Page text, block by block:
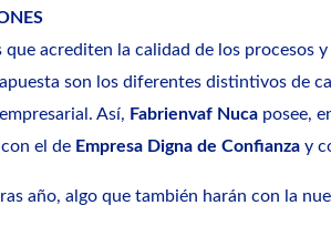
acrediten la calidad de los procesos
son los diferentes distintivos de
Así, Fabrienvaf Nucaposee,
el deEmpresa Digna de Confianzay
año, algo que también harán con la